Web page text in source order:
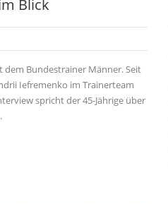
Blick
dem Bundestrainer Männer. Seit
Iefremenko im Trainerteam
spricht der 45-Jährige über